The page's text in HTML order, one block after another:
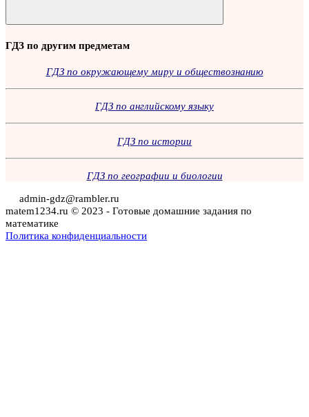
Поиск
ГДЗ по другим предметам
ГДЗ по окружающему миру и обществознанию
ГДЗ по английскому языку
ГДЗ по истории
ГДЗ по географии и биологии
admin-gdz@rambler.ru
matem1234.ru © 2023 - Готовые домашние задания по
математике
Политика конфиденциальности